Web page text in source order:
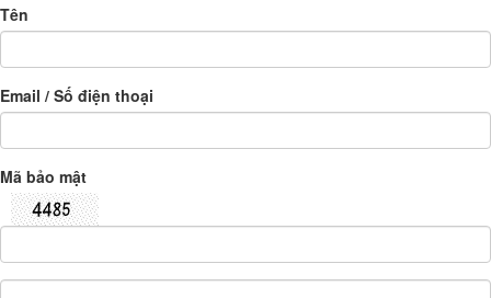
Tên
Email / Số điện thoại
Mã bảo mật